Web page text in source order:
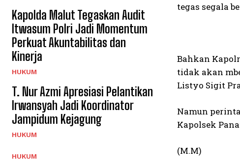
Kapolda Malut Tegaskan Audit
Itwasum Polri Jadi Momentum
Perkuat Akuntabilitas dan
Kinerja
HUKUM
T. Nur Azmi Apresiasi Pelantikan
Irwansyah Jadi Koordinator
Jampidum Kejagung
HUKUM
HUKUM
tegas segala
Bahkan
tidak akan
Listyo Sigit
Namun
Kapolsek
(M.M)